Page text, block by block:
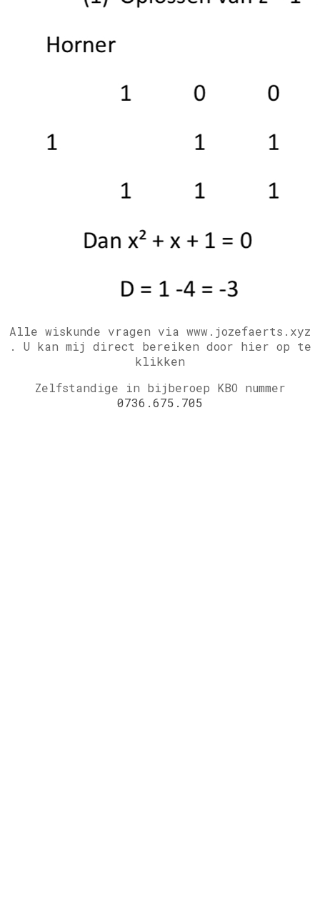
Alle wiskunde vragen via www.jozefaerts.xyz
. U kan mij direct bereiken door hier op te
klikken
Zelfstandige in bijberoep KBO nummer
0736.675.705